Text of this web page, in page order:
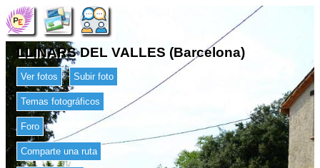
LLINARS DEL VALLES (Barcelona)
Ver fotos Subir foto
Temas fotográficos
Foro
Comparte una ruta